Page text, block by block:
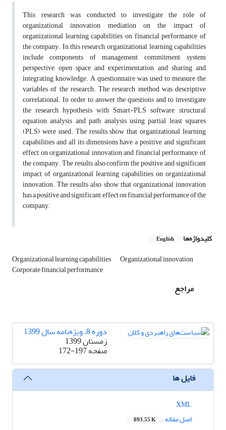
This research was conducted to investigate the role of
organizational innovation mediation on the impact of
organizational learning capabilities on financial performance of
the company. In this research, organizational learning capabilities
include components of management commitment, system
perspective, open space and experimentation, and sharing and
integrating knowledge. A questionnaire was used to measure the
variables of the research. The research method was descriptive
correlational. In order to answer the questions and to investigate
the research hypothesis with Smart-PLS software, structural
equation analysis and path analysis using partial least squares
(PLS) were used. The results show that organizational learning
capabilities and all its dimensions have a positive and significant
effect on organizational innovation and financial performance of
the company. The results also confirm the positive and significant
impact of organizational learning capabilities on organizational
innovation. The results also show that organizational innovation
has a positive and significant effect on financial performance of the
company.
کلیدواژه‌ها English
Organizational learning capabilities Organizational innovation
Corporate financial performance
مراجع
دوره 8، ویژه‌نامه سال 1399
زمستان 1399
صفحه172-197
فایل ها
اصل مقاله
893.55 K